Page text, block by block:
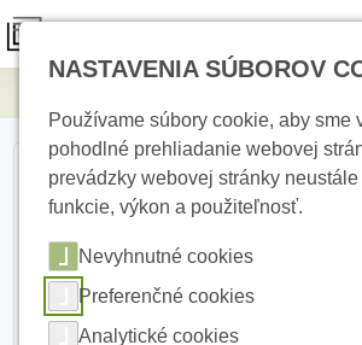
NASTAVENIA SÚBOROV
Používame súbory cookie, aby sme
pohodlné prehliadanie webovej
prevádzky webovej stránky
funkcie, výkon a použiteľnosť.
Nevyhnutné cookies
Preferenčné cookies
Analytické cookies